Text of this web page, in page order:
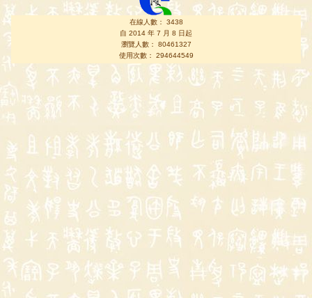
在線人數： 3438
自 2014 年 7 月 8 日起
瀏覽人數： 80461327
使用次數： 294644549